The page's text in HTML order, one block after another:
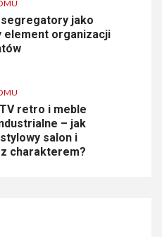
jako
element organizacji
retro i meble
– jak
salon i
charakterem?